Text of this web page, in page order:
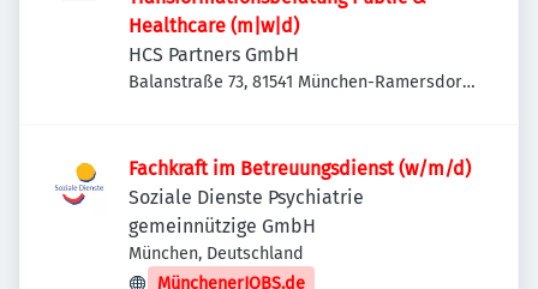
Healthcare (m|w|d)
HCS Partners GmbH
Balanstraße 73, 81541 München-Ramersdorf-
Fachkraft im Betreuungsdienst (w/m/d)
Soziale Dienste Psychiatrie
gemeinnützige GmbH
München, Deutschland
MünchenerJOBS.de